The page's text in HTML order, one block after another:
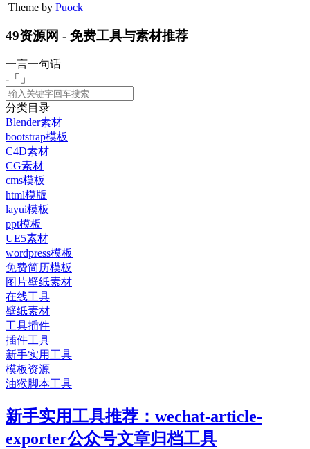
Theme by Puock
49资源网 - 免费工具与素材推荐
一言一句话
-「
」
分类目录
Blender素材
bootstrap模板
C4D素材
CG素材
cms模板
html模版
layui模板
ppt模板
UE5素材
wordpress模板
免费简历模板
图片壁纸素材
在线工具
壁纸素材
工具插件
插件工具
新手实用工具
模板资源
油猴脚本工具
新手实用工具推荐：wechat-article-
exporter公众号文章归档工具